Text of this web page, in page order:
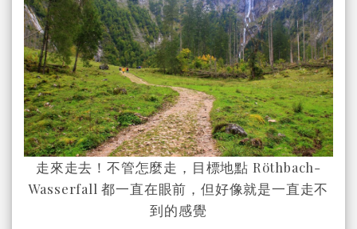
走來走去！不管怎麼走，目標地點 Röthbach-
Wasserfall 都一直在眼前，但好像就是一直走不
到的感覺